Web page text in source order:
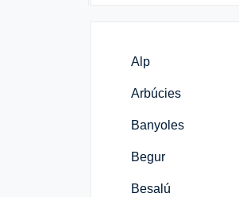
Alp
Arbúcies
Banyoles
Begur
Besalú